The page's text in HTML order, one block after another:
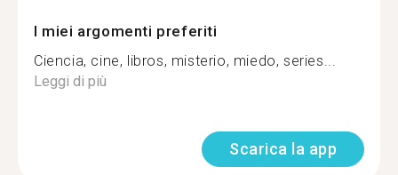
I miei argomenti preferiti
Ciencia, cine, libros, misterio, miedo, series...
Leggi di più
Scarica la app